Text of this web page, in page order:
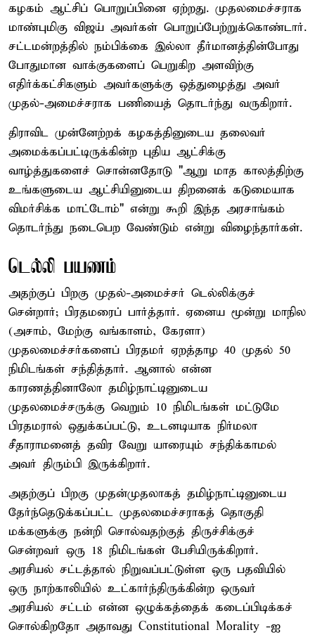
கழகம் ஆட்சிப் பொறுப்பினை ஏற்றது. முதலமைச்சராக
மாண்புமிகு விஜய் அவர்கள் பொறுப்பேற்றுக்கொண்டார்.
சட்டமன்றத்தில் நம்பிக்கை இல்லா தீர்மானத்தின்போது
போதுமான வாக்குகளைப் பெறுகிற அளவிற்கு
எதிர்க்கட்சிகளும் அவர்களுக்கு ஒத்துழைத்து அவர்
முதல்-அமைச்சராக பணியைத் தொடர்ந்து வருகிறார்.
திராவிட முன்னேற்றக் கழகத்தினுடைய தலைவர்
அமைக்கப்பட்டிருக்கின்ற புதிய ஆட்சிக்கு
வாழ்த்துகளைச் சொன்னதோடு "ஆறு மாத காலத்திற்கு
உங்களுடைய ஆட்சியினுடைய திறனைக் கடுமையாக
விமர்சிக்க மாட்டோம்" என்று கூறி இந்த அரசாங்கம்
தொடர்ந்து நடைபெற வேண்டும் என்று விழைந்தார்கள்.
டெல்லி பயணம்
அதற்குப் பிறகு முதல்-அமைச்சர் டெல்லிக்குச்
சென்றார்; பிரதமரைப் பார்த்தார். ஏனைய மூன்று மாநில
(அசாம், மேற்கு வங்காளம், கேரளா)
முதலமைச்சர்களைப் பிரதமர் ஏறத்தாழ 40 முதல் 50
நிமிடங்கள் சந்தித்தார். ஆனால் என்ன
காரணத்தினாலோ தமிழ்நாட்டினுடைய
முதலமைச்சருக்கு வெறும் 10 நிமிடங்கள் மட்டுமே
பிரதமரால் ஒதுக்கப்பட்டு, உடனடியாக நிர்மலா
சீதாராமனைத் தவிர வேறு யாரையும் சந்திக்காமல்
அவர் திரும்பி இருக்கிறார்.
அதற்குப் பிறகு முதன்முதலாகத் தமிழ்நாட்டினுடைய
தேர்ந்தெடுக்கப்பட்ட முதலமைச்சராகத் தொகுதி
மக்களுக்கு நன்றி சொல்வதற்குத் திருச்சிக்குச்
சென்றவர் ஒரு 18 நிமிடங்கள் பேசியிருக்கிறார்.
அரசியல் சட்டத்தால் நிறுவப்பட்டுள்ள ஒரு பதவியில்
ஒரு நாற்காலியில் உட்கார்ந்திருக்கின்ற ஒருவர்
அரசியல் சட்டம் என்ன ஒழுக்கத்தைக் கடைப்பிடிக்கச்
சொல்கிறதோ அதாவது Constitutional Morality -ஐ